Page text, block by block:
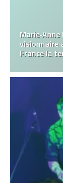
visionnaire
France la